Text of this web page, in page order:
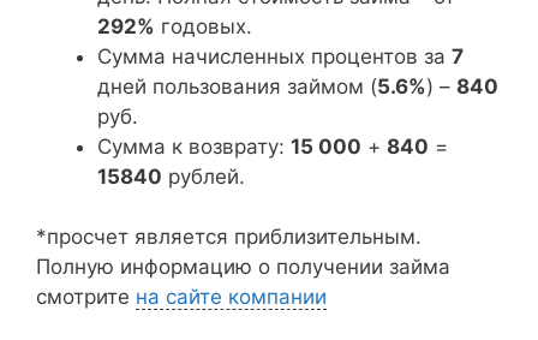
292% годовых.
Сумма начисленных процентов за 7
дней пользования займом (5.6%) – 840
руб.
Сумма к возврату: 15 000 + 840 =
15840 рублей.
*просчет является приблизительным.
Полную информацию о получении займа
смотрите на сайте компании